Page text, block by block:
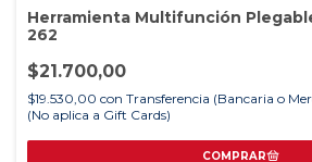
Herramienta Multifunción
262
$21.700,00
$19.530,00 con Transferencia (Bancaria o
(No aplica a Gift Cards)